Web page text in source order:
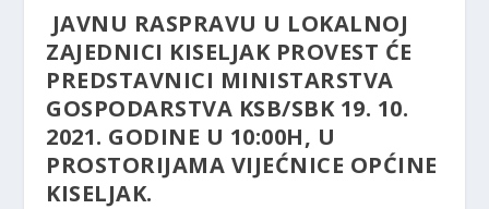
JAVNU RASPRAVU U LOKALNOJ
ZAJEDNICI KISELJAK PROVEST ĆE
PREDSTAVNICI MINISTARSTVA
GOSPODARSTVA KSB/SBK 19. 10.
2021. GODINE U 10:00H, U
PROSTORIJAMA VIJEĆNICE OPĆINE
KISELJAK.